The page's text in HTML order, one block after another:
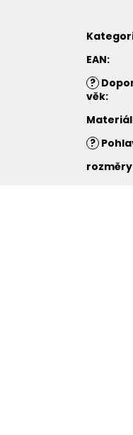
EAN:
?
věk:
Materiál
?
rozměry